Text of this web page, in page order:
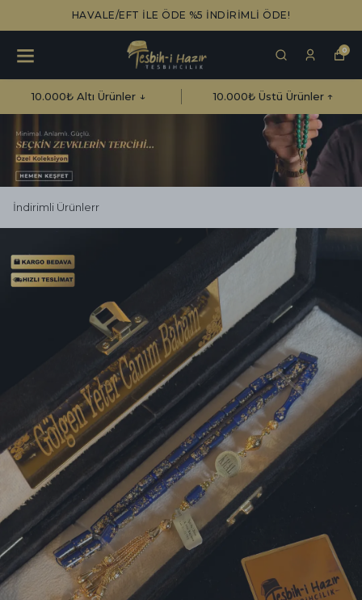
HAVALE/EFT İLE ÖDE %5 İNDİRİMLİ ÖDE!
0
10.000₺ Altı Ürünler ↓ 10.000₺ Üstü Ürünler ↑
İndirimli Ürünlerr